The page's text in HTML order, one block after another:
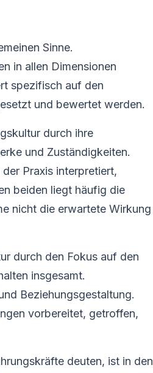
Sinne.
in allen Dimensionen
spezifisch auf den
und bewertet werden.
durch ihre
und Zuständigkeiten.
Praxis interpretiert,
beiden liegt häufig die
nicht die erwartete Wirkung
durch den Fokus auf den
insgesamt.
Beziehungsgestaltung.
vorbereitet, getroffen,
deuten, ist in den